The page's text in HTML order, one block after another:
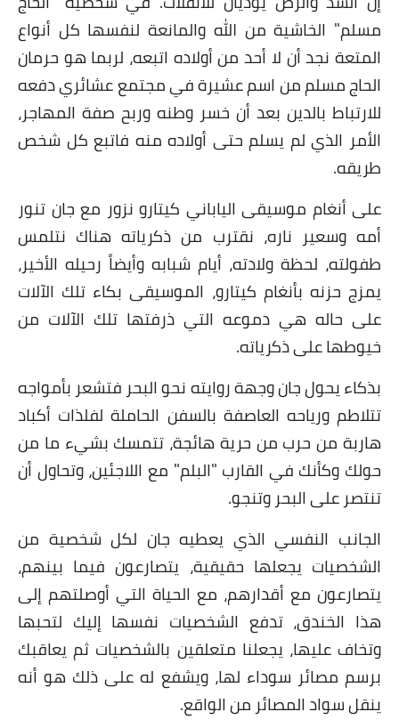
مسلم" الخاشية من الله والمانعة لنفسها كل أنواع
المتعة نجد أن لا أحد من أولاده اتبعه، لربما هو حرمان
الحاج مسلم من اسم عشيرة في مجتمع عشائري دفعه
للارتباط بالدين بعد أن خسر وطنه وربح صفة المهاجر،
الأمر الذي لم يسلم حتى أولاده منه فاتبع كل شخص
طريقه.
على أنغام موسيقى الياباني كيتارو نزور مع جان تنور
أمه وسعير ناره، نقترب من ذكرياته هناك نتلمس
طفولته، لحظة ولادته، أيام شبابه وأيضاً رحيله الأخير،
يمزج حزنه بأنغام كيتارو، الموسيقى بكاء تلك الآلات
على حاله هي دموعه التي ذرفتها تلك الآلات من
خيوطها على ذكرياته.
بذكاء يحول جان وجهة روايته نحو البحر فتشعر بأمواجه
تتلاطم ورياحه العاصفة بالسفن الحاملة لفلذات أكباد
هاربة من حرب من حرية هائجة، تتمسك بشيء ما من
حولك وكأنك في القارب "البلم" مع اللاجئين، وتحاول أن
تنتصر على البحر وتنجو.
الجانب النفسي الذي يعطيه جان لكل شخصية من
الشخصيات يجعلها حقيقية، يتصارعون فيما بينهم،
يتصارعون مع أقدارهم، مع الحياة التي أوصلتهم إلى
هذا الخندق، تدفع الشخصيات نفسها إليك لتحبها
وتخاف عليها، يجعلنا متعلقين بالشخصيات ثم يعاقبك
برسم مصائر سوداء لها، ويشفع له على ذلك هو أنه
ينقل سواد المصائر من الواقع.